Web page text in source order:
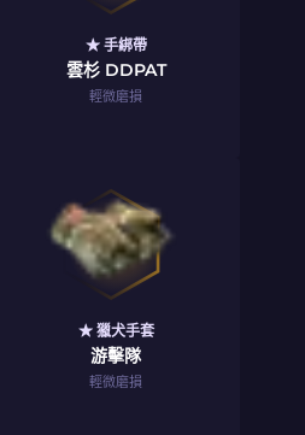
★ 手綁帶
雲杉 DDPAT
輕微磨損
★ 獵犬手套
游擊隊
輕微磨損